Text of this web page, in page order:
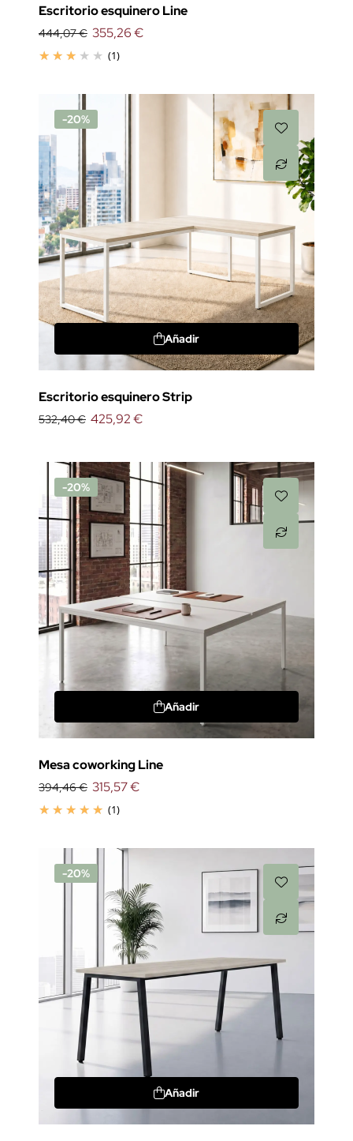
Escritorio esquinero Line
444,07 €
(1)
355,26 €
-20%
Añadir
Escritorio esquinero Strip
532,40 € 425,92 €
-20%
Añadir
Mesa coworking Line
394,46 €
(1)
315,57 €
-20%
Añadir